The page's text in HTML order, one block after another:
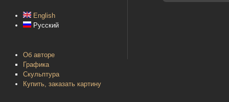
English
Русский
Об авторе
Графика
Скульптура
Купить, заказать картину